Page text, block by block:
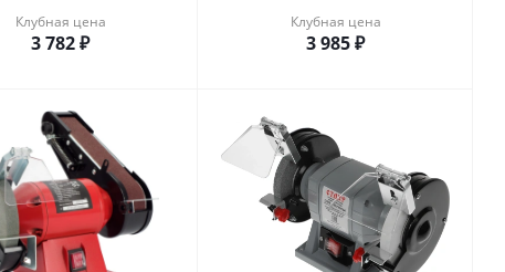
Клубная цена
3 782₽
Клубная цена
3 985₽